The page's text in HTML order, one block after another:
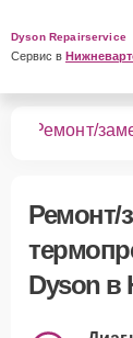
Dyson Repairservice
Сервис в
Ремонт/
Ремонт/
Dyson в